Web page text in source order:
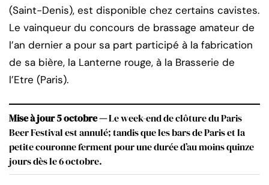
(Saint-Denis), est disponible chez certains cavistes.
Le vainqueur du concours de brassage amateur de
l’an dernier a pour sa part participé à la fabrication
de sa bière, la Lanterne rouge, à la Brasserie de
l’Etre (Paris).
Mise à jour 5 octobre —Le week-end de clôture du Paris
Beer Festival est annulé; tandis que les bars de Paris et la
petite couronne ferment pour une durée d’au moins quinze
jours dès le 6 octobre.